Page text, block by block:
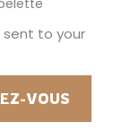
to your
VOUS